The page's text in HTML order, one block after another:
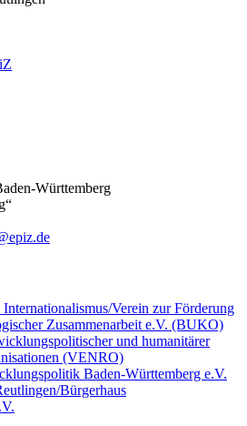
Württemberg
Verein zur Förderung
Zusammenarbeit e.V. (BUKO)
und humanitärer
(VENRO)
Baden-Württemberg e.V.
Bürgerhaus